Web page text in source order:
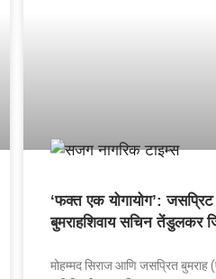
‘फक्त एक योगायोग’: जसप्रिट
बुमराहशिवाय सचिन तेंडुलकर
मोहम्मद सिराज आणि जसप्रित बुमराह